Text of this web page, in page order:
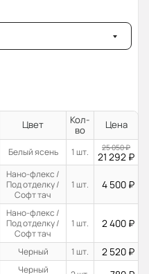
Цвет
Кол-
во
Цена
Белый ясень 1 шт. 25 050₽
21 292 ₽
Нано-флекс /
Под отделку /
Софт тач
1 шт. 4 500 ₽
Нано-флекс /
Под отделку /
Софт тач
1 шт. 2 400 ₽
Черный 1 шт. 2 520 ₽
Черный